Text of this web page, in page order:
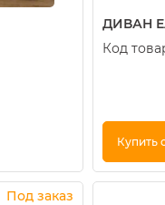
ДИВАН
Код
Купить
Купить в
Под заказ